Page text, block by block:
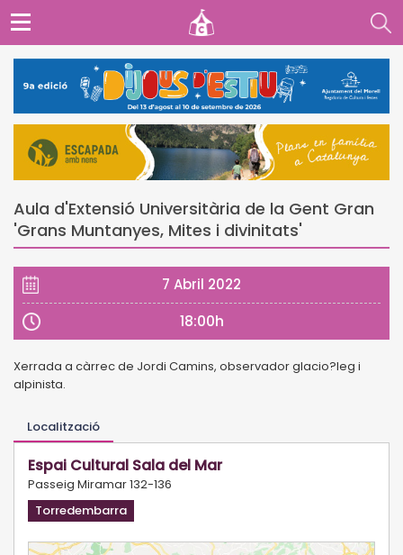
Aula d'Extensió Universitària de la Gent Gran
'Grans Muntanyes, Mites i divinitats'
7 Abril 2022
18:00h
Xerrada a càrrec de Jordi Camins, observador glacio?leg i
alpinista.
Localització
Espai Cultural Sala del Mar
Passeig Miramar 132-136
Torredembarra